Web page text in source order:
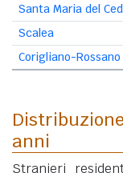
Santa Maria del
Scalea
Corigliano-Rossano
anni
Stranieri